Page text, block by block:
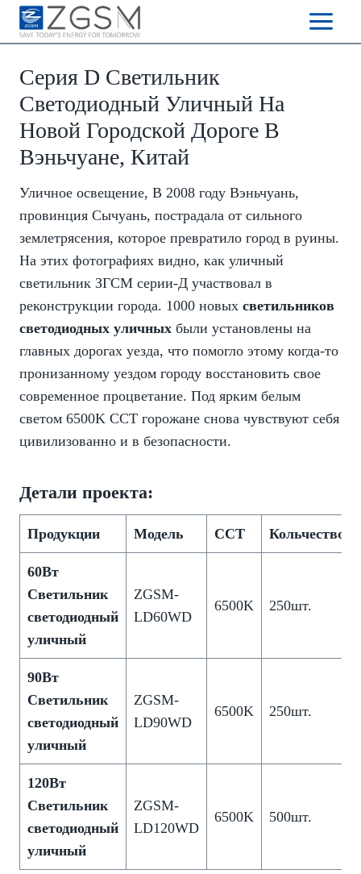
Skip
Серия D Светильник
Светодиодный Уличный На
Новой Городской Дороге В
Вэньчуане, Китай
Уличное освещение, В 2008 году Вэньчуань,
провинция Сычуань, пострадала от сильного
землетрясения, которое превратило город в руины.
На этих фотографиях видно, как уличный
светильник ЗГСМ серии-Д участвовал в
реконструкции города. 1000 новых светильников
светодиодных уличных были установлены на
главных дорогах уезда, что помогло этому когда-то
пронизанному уездом городу восстановить свое
современное процветание. Под ярким белым
светом 6500K CCT горожане снова чувствуют себя
цивилизованно и в безопасности.
Детали проекта:
Продукции Модель CCT Кольчество
60Вт
Светильник
светодиодный
уличный
ZGSM-
LD60WD
6500K 250шт.
90Вт
Светильник
светодиодный
уличный
ZGSM-
LD90WD
6500K 250шт.
120Вт
Светильник
светодиодный
уличный
ZGSM-
LD120WD
6500K 500шт.